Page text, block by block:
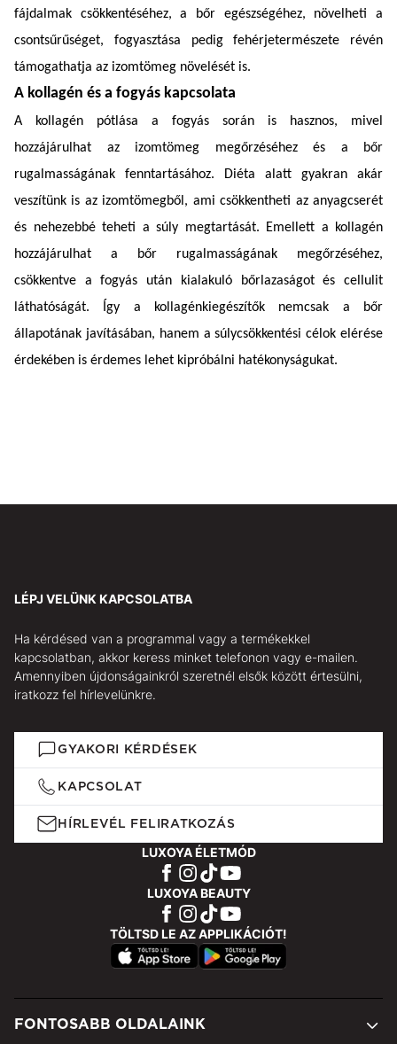
fájdalmak csökkentéséhez, a bőr egészségéhez, növelheti a
csontsűrűséget, fogyasztása pedig fehérjetermészete révén
támogathatja az izomtömeg növelését is.
A kollagén és a fogyás kapcsolata
A kollagén pótlása a fogyás során is hasznos, mivel
hozzájárulhat az izomtömeg megőrzéséhez és a bőr
rugalmasságának fenntartásához. Diéta alatt gyakran akár
veszítünk is az izomtömegből, ami csökkentheti az anyagcserét
és nehezebbé teheti a súly megtartását. Emellett a kollagén
hozzájárulhat a bőr rugalmasságának megőrzéséhez,
csökkentve a fogyás után kialakuló bőrlazaságot és cellulit
láthatóságát. Így a kollagénkiegészítők nemcsak a bőr
állapotának javításában, hanem a súlycsökkentési célok elérése
érdekében is érdemes lehet kipróbálni hatékonyságukat.
LÉPJ VELÜNK KAPCSOLATBA
Ha kérdésed van a programmal vagy a termékekkel
kapcsolatban, akkor keress minket telefonon vagy e-mailen.
Amennyiben újdonságainkról szeretnél elsők között értesülni,
iratkozz fel hírlevelünkre.
GYAKORI KÉRDÉSEK
KAPCSOLAT
HÍRLEVÉL FELIRATKOZÁS
LUXOYA ÉLETMÓD
LUXOYA BEAUTY
TÖLTSD LE AZ APPLIKÁCIÓT!
FONTOSABB OLDALAINK